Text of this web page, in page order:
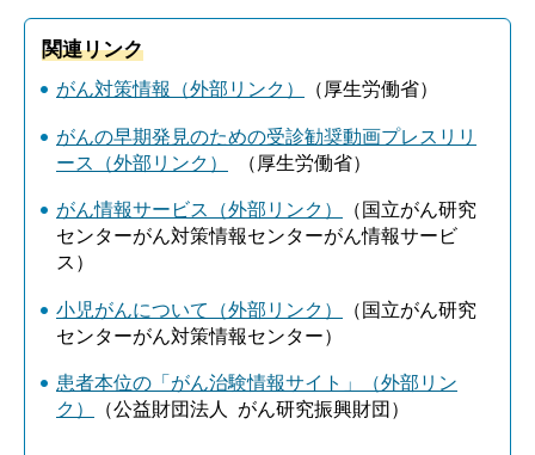
関連リンク
がん対策情報（外部リンク） （厚生労働省）
がんの早期発見のための受診勧奨動画プレスリリ
ース（外部リンク）
（厚生労働省）
がん情報サービス（外部リンク）
（国立がん研究
センターがん対策情報センターがん情報サービ
ス）
小児がんについて（外部リンク）
（国立がん研究
センターがん対策情報センター）
患者本位の「がん治験情報サイト」（外部リン
ク）
（公益財団法人 がん研究振興財団）